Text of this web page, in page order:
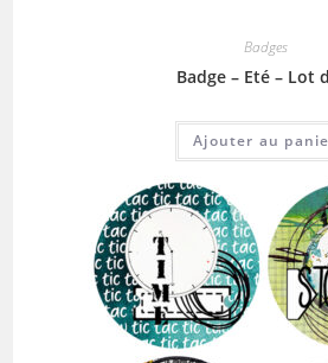
Badges
Badge – Eté – Lot
Ajouter au